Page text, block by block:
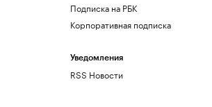
Подписка на РБК
Корпоративная подписка
Уведомления
RSS Новости